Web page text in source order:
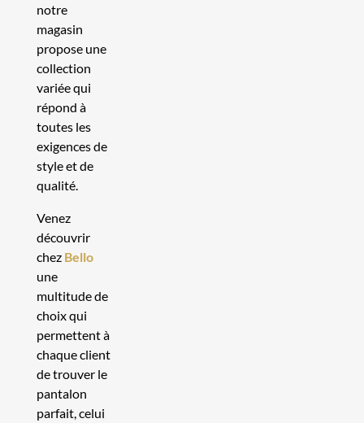
notre
magasin
propose une
collection
variée qui
répond à
toutes les
exigences de
style et de
qualité.
Venez
découvrir
chez Bello
une
multitude de
choix qui
permettent à
chaque client
de trouver le
pantalon
parfait, celui